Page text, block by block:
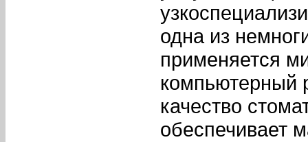
одна из
применяется
компьютерный
качество
обеспечивает